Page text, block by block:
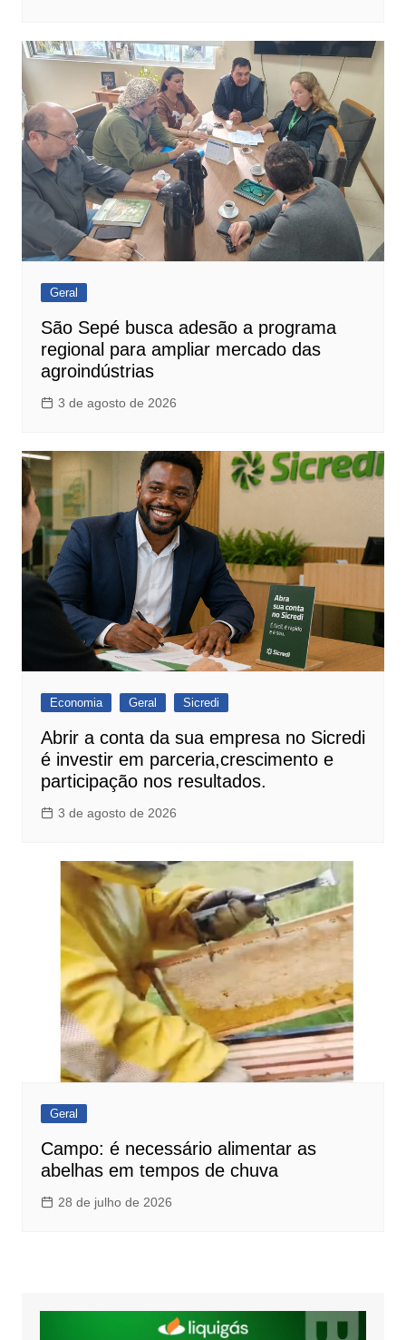
Geral
São Sepé busca adesão a programa
regional para ampliar mercado das
agroindústrias
3 de agosto de 2026
Economia Geral Sicredi
Abrir a conta da sua empresa no Sicredi
é investir em parceria,crescimento e
participação nos resultados.
3 de agosto de 2026
Geral
Campo: é necessário alimentar as
abelhas em tempos de chuva
28 de julho de 2026